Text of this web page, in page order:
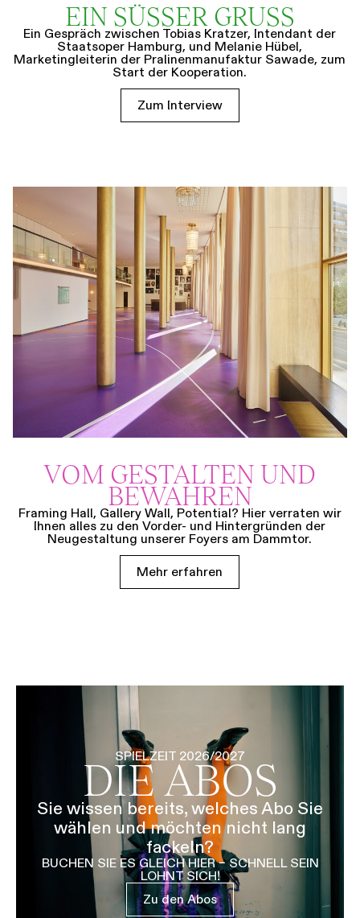
EIN SÜSSER GRUSS
Ein Gespräch zwischen Tobias Kratzer, Intendant der
Staatsoper Hamburg, und Melanie Hübel,
Marketingleiterin der Pralinenmanufaktur Sawade, zum
Start der Kooperation.
Zum Interview
VOM GESTALTEN UND
BEWAHREN
Framing Hall, Gallery Wall, Potential? Hier verraten wir
Ihnen alles zu den Vorder- und Hintergründen der
Neugestaltung unserer Foyers am Dammtor.
Mehr erfahren
SPIELZEIT 2026/2027
DIE ABOS
Sie wissen bereits, welches Abo Sie
wählen und möchten nicht lang
fackeln?
BUCHEN SIE ES GLEICH HIER – SCHNELL SEIN
LOHNT SICH!
Zu den Abos